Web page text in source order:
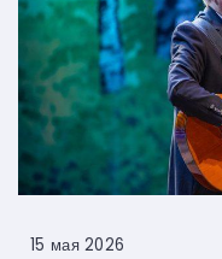
15 мая 2026